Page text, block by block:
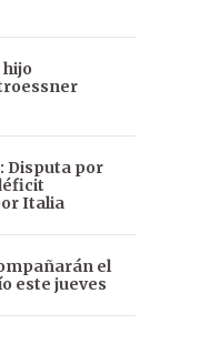
Disputa por
Italia
el
este jueves